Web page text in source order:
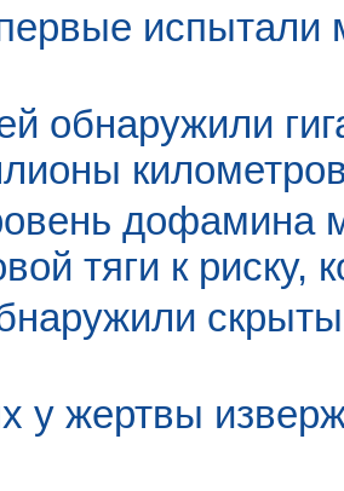
испытали
обнаружили
дофамина
тяги к риску,
у жертвы